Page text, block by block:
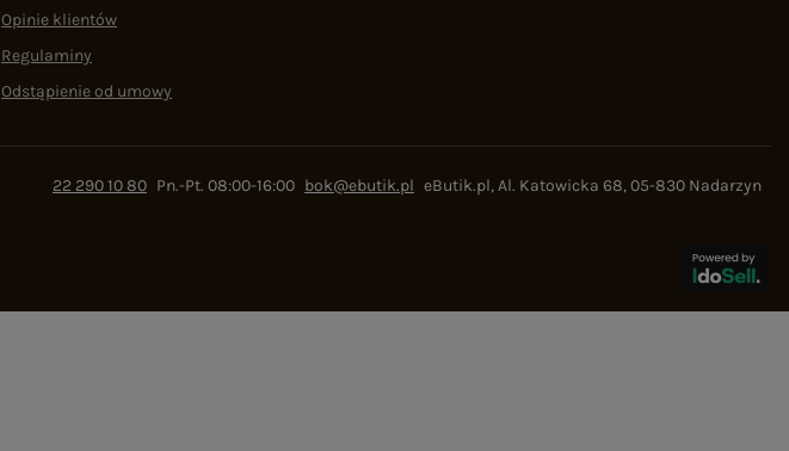
Opinie klientów
Regulaminy
Odstąpienie od umowy
22 290 10 80 Pn.-Pt. 08:00-16:00 bok@ebutik.pl eButik.pl,Al. Katowicka 68,05-830 Nadarzyn